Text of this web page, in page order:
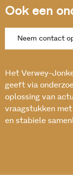
Ook een
Neem contact
Het Verwey-
geeft via
oplossing van
vraagstukken
en stabiele